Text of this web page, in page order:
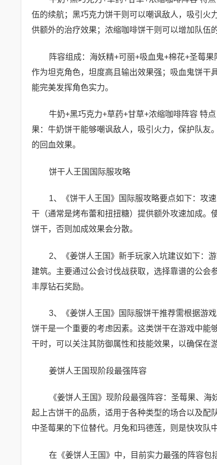
伍的续航；黑巧克力饼干则可以嘲讽敌人，吸引火
供额外的治疗效果；浓缩咖啡饼干则可以增加队伍
阵容组成：海妖精+可丽+吸血鬼+棉花+圣莓
作为坦克角色，坦度高且输出效果强；吸血鬼饼干
能完美发挥角色实力。
牛奶+黑巧克力+草药+甘草+浓缩咖啡阵容 特
果：牛奶饼干能够嘲讽敌人，吸引火力，保护队友
的回血效果。
饼干人王国国际服攻略
1、《饼干人王国》国际服攻略要点如下：攻
干（通常是烤布蕾和扭扭糖）提供额外攻速加成。
饼干，否则加成效果会分散。
2、《姜饼人王国》新手玩家入坑建议如下：
建筑。主要通过公会讨伐战获取，选择靠谱的公会
丰厚钻石奖励。
3、《姜饼人王国》国际服饼干推荐需根据游
饼干是一个重要的考虑因素。这类饼干在游戏中能
干时，可以关注其防御属性和技能效果，以确保在
姜饼人王国现阶段最强阵容
《姜饼人王国》现阶段最强阵容：圣莓果、
起上古饼干的品质，适用于各种类型的场合以及配
中圣莓果的下位替代。月兔和玛德莲，则是快攻队
在《姜饼人王国》中，目前实力最强的阵容